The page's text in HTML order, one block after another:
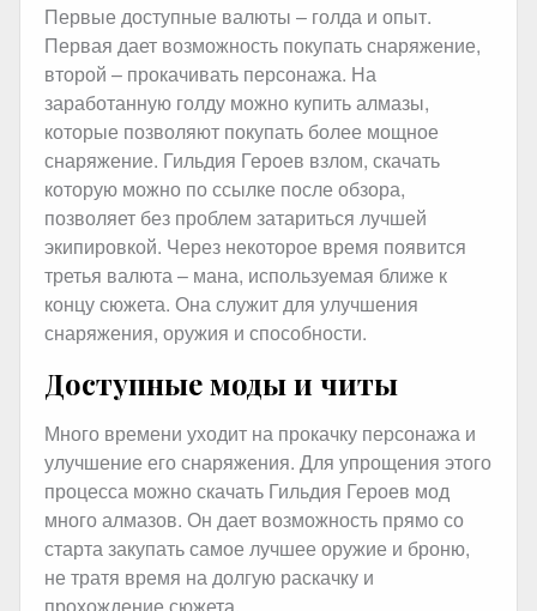
Первые доступные валюты – голда и опыт.
Первая дает возможность покупать снаряжение,
второй – прокачивать персонажа. На
заработанную голду можно купить алмазы,
которые позволяют покупать более мощное
снаряжение. Гильдия Героев взлом, скачать
которую можно по ссылке после обзора,
позволяет без проблем затариться лучшей
экипировкой. Через некоторое время появится
третья валюта – мана, используемая ближе к
концу сюжета. Она служит для улучшения
снаряжения, оружия и способности.
Доступные моды и читы
Много времени уходит на прокачку персонажа и
улучшение его снаряжения. Для упрощения этого
процесса можно скачать Гильдия Героев мод
много алмазов. Он дает возможность прямо со
старта закупать самое лучшее оружие и броню,
не тратя время на долгую раскачку и